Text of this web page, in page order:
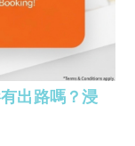
出路嗎？浸